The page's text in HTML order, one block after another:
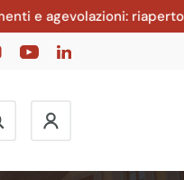
riaperto il